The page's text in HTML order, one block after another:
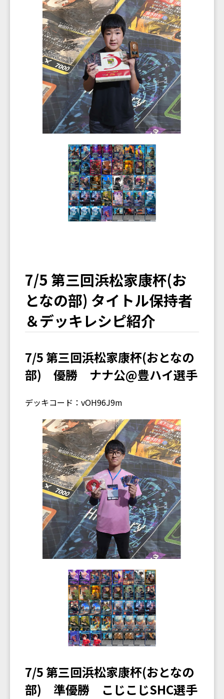
7/5 第三回浜松家康杯(お
となの部) タイトル保持者
＆デッキレシピ紹介
7/5 第三回浜松家康杯(おとなの
部) 優勝 ナナ公@豊ハイ選手
デッキコード：vOH96J9m
7/5 第三回浜松家康杯(おとなの
部) 準優勝 こじこじSHC選手